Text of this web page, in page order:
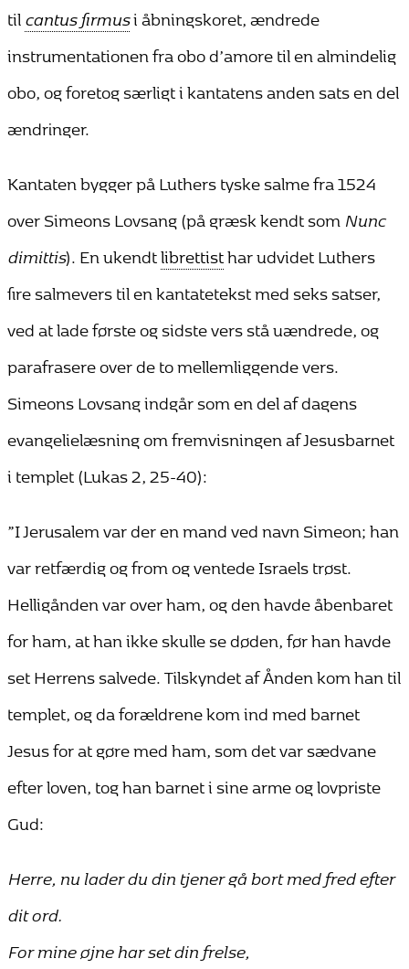
tilcantus firmusi åbningskoret, ændrede
instrumentationen fra obo d’amore til en almindelig
obo, og foretog særligt i kantatens anden sats en del
ændringer.
Kantaten bygger på Luthers tyske salme fra 1524
over Simeons Lovsang (på græsk kendt som Nunc
dimittis). En ukendtlibrettisthar udvidet Luthers
fire salmevers til en kantatetekst med seks satser,
ved at lade første og sidste vers stå uændrede, og
parafrasere over de to mellemliggende vers.
Simeons Lovsang indgår som en del af dagens
evangelielæsning om fremvisningen af Jesusbarnet
i templet (Lukas 2, 25-40):
”I Jerusalem var der en mand ved navn Simeon; han
var retfærdig og from og ventede Israels trøst.
Helligånden var over ham, og den havde åbenbaret
for ham, at han ikke skulle se døden, før han havde
set Herrens salvede. Tilskyndet af Ånden kom han til
templet, og da forældrene kom ind med barnet
Jesus for at gøre med ham, som det var sædvane
efter loven, tog han barnet i sine arme og lovpriste
Gud:
Herre, nu lader du din tjener gå bort med fred efter
dit ord.
For mine øjne har set din frelse,